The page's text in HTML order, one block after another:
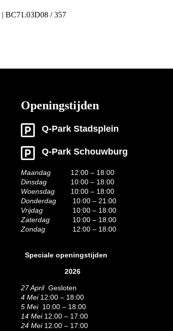
BC71.03D08 / 357
Openingstijden
Q-Park Stadsplein
Q-Park Schouwburg
Maandag
12:00 – 18:00
Dinsdag
10:00 – 18:00
Woensdag
10:00 – 18:00
Donderdag
10:00 – 21:00
Vrijdag
10:00 – 18:00
Zaterdag
10:00 – 18:00
Zondag
12:00 – 18:00
Speciale openingstijden
2026
27 AprilGesloten
4 Mei12:00 – 18:00
5 Mei10:00 – 18:00
14 Mei12:00 – 17:00
24 Mei12:00 – 17:00